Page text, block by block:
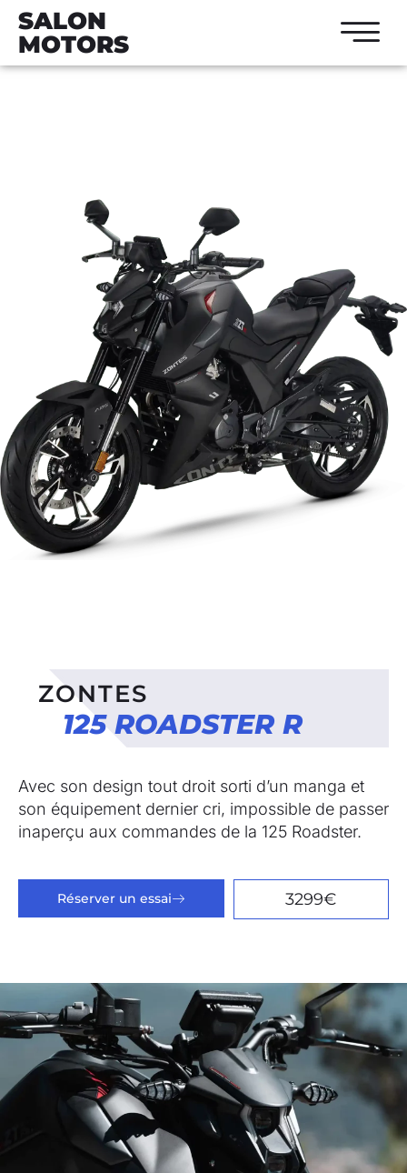
SALON
MOTORS
ZONTES
125 ROADSTER R
Avec son design tout droit sorti d’un manga et
son équipement dernier cri, impossible de passer
inaperçu aux commandes de la 125 Roadster.
Réserver un essai 3299€